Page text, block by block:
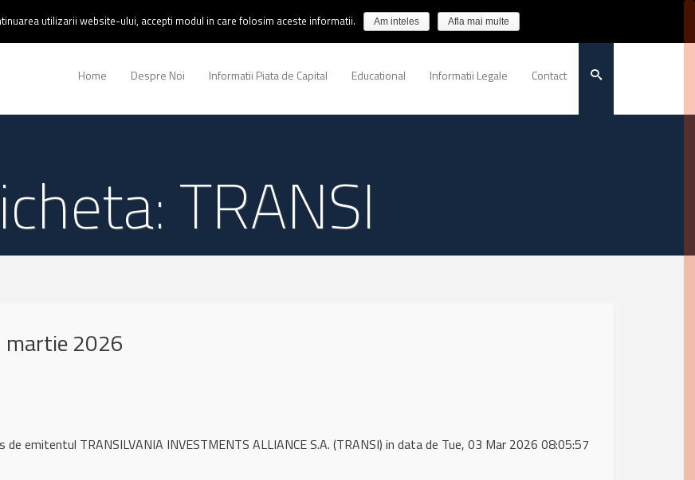
Home Despre Noi Informatii Piata de Capital Educational Informatii Legale Contact
TRANSI
martie 2026
emitentul TRANSILVANIA INVESTMENTS ALLIANCE S.A. (TRANSI) in data de Tue, 03 Mar 2026 08:05:57
utilizarii website-ului, accepti modul in care folosim aceste informatii. Am inteles Afla mai multe